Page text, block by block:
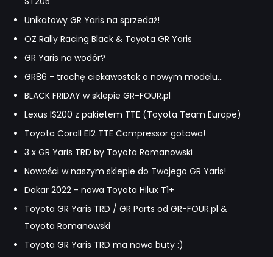
Unikatowy GR Yaris na sprzedaż!
OZ Rally Racing Black & Toyota GR Yaris
GR Yaris na wodór?
GR86 - trochę ciekawostek o nowym modelu...
BLACK FRIDAY w sklepie GR-FOUR.pl
Lexus IS200 z pakietem TTE (Toyota Team Europe)
Toyota Coroll E12 TTE Compressor gotowa!
3 x GR Yaris TRD by Toyota Romanowski
Nowości w naszym sklepie do Twojego GR Yaris!
Dakar 2022 - nowa Toyota Hilux T1+
Toyota GR Yaris TRD / GR Parts od GR-FOUR.pl &
Toyota Romanowski
Toyota GR Yaris TRD ma nowe buty :)